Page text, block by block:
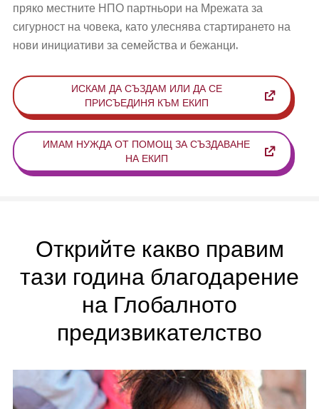
пряко местните НПО партньори на Мрежата за
сигурност на човека, като улеснява стартирането на
нови инициативи за семейства и бежанци.
ИСКАМ ДА СЪЗДАМ ИЛИ ДА СЕ
ПРИСЪЕДИНЯ КЪМ ЕКИП
ИМАМ НУЖДА ОТ ПОМОЩ ЗА СЪЗДАВАНЕ
НА ЕКИП
Открийте какво правим
тази година благодарение
на Глобалното
предизвикателство